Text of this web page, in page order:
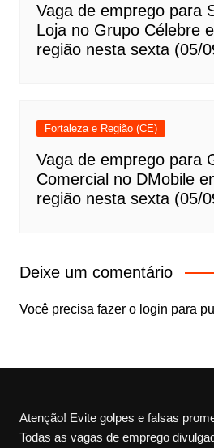
Vaga de emprego para
Loja no Grupo Célebre
região nesta sexta (05/
Fortaleza e Região (CE)
Vaga de emprego para
Comercial no DMobile
região nesta sexta (05/
Deixe um comentário
Você precisa fazer o login para
Atenção! Evite golpes e falsas
Todas as vagas de emprego